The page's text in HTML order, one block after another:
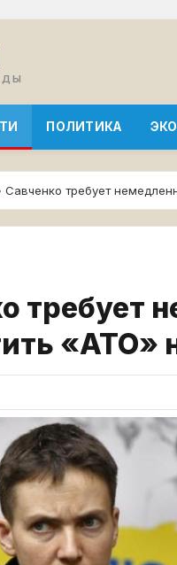
ПОЛИТИКА
Савченко требует
требует
«АТО»